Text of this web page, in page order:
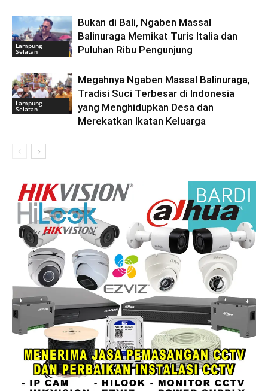
Lampung
Selatan
Bukan di Bali, Ngaben Massal
Balinuraga Memikat Turis Italia dan
Puluhan Ribu Pengunjung
Lampung
Selatan
Megahnya Ngaben Massal Balinuraga,
Tradisi Suci Terbesar di Indonesia
yang Menghidupkan Desa dan
Merekatkan Ikatan Keluarga